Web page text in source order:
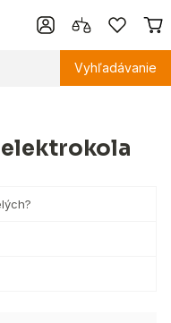
Vyhľadávanie
elektrokola